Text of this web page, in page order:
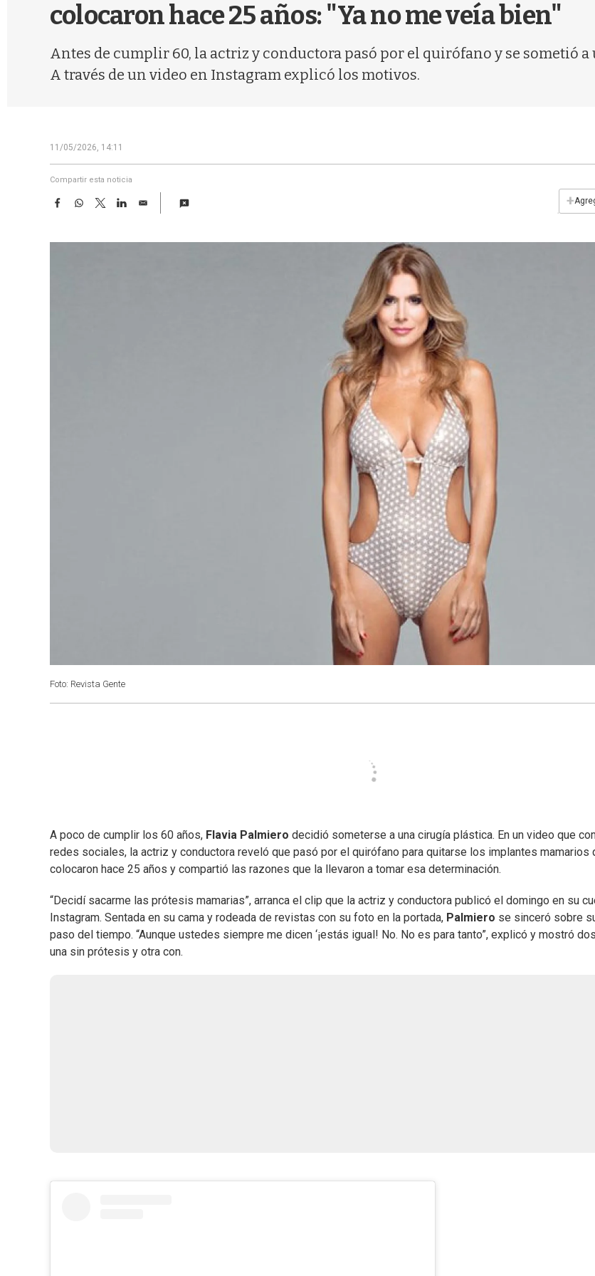
colocaron hace 25 años: "Ya no me veía bien"
Antes de cumplir 60, la actriz y conductora pasó por el quirófano y se sometió
A través de un video en Instagram explicó los motivos.
11/05/2026, 14:11
Compartir esta noticia
F
e
W
t
T
w
t
L
k
E
i
+
Foto: Revista Gente
A poco de cumplir los 60 años, Flavia Palmiero decidió someterse a una cirugía plástica. En un video que
redes sociales, la actriz y conductora reveló que pasó por el quirófano para quitarse los implantes mamarios
colocaron hace 25 años y compartió las razones que la llevaron a tomar esa determinación.
“Decidí sacarme las prótesis mamarias”, arranca el clip que la actriz y conductora publicó el domingo en su
Instagram. Sentada en su cama y rodeada de revistas con su foto en la portada, Palmiero se sinceró sobre
paso del tiempo. “Aunque ustedes siempre me dicen ‘¡estás igual! No. No es para tanto”, explicó y mostró
una sin prótesis y otra con.